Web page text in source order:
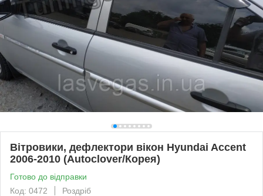
Вітровики, дефлектори вікон Hyundai Accent
2006-2010 (Autoclover/Корея)
Готово до відправки
Код: 0472
Роздріб